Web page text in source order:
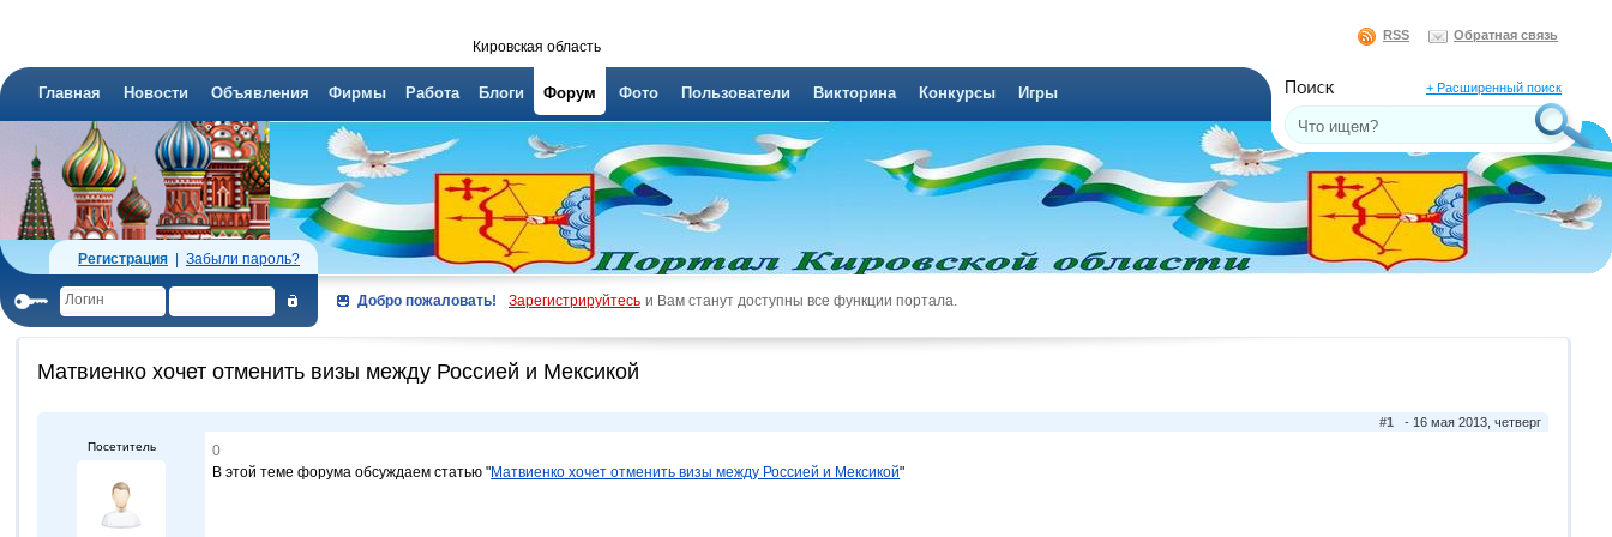
RSS Обратная связь
Кировская область
Главная Новости Объявления Фирмы Работа Блоги Форум Фото Пользователи Викторина Конкурсы Игры + Расширенный поиск
Регистрация Забыли пароль?
Добро пожаловать! Зарегистрируйтесь и Вам станут доступны все функции портала.
Матвиенко хочет отменить визы между Россией и Мексикой
#1 - 16 мая 2013, четверг
Посетитель
0
В этой теме форума обсуждаем статью "Матвиенко хочет отменить визы между Россией и Мексикой"